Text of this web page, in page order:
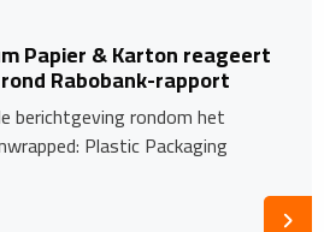
Papier & Karton reageert
Rabobank-rapport
berichtgeving rondom het
Plastic Packaging